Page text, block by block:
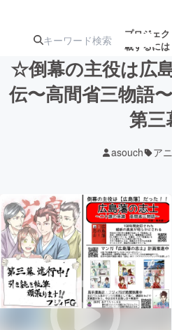
プロジェ
載するには
注目の新着プロ
テクノロジー・ガジェ
映像・映画
ビジネス・起業
☆倒幕の主役は広
伝〜高間省三物語
第三
asouch ア